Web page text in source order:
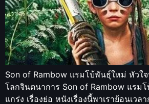
Son of Rambow แรมโบ้พันธุ์ใหม่ หัวใ
โลกจินตนาการ Son of Rambow แรม
แกร่ง เรื่องย่อ หนังเรื่องนี้พาเราย้อนเวล